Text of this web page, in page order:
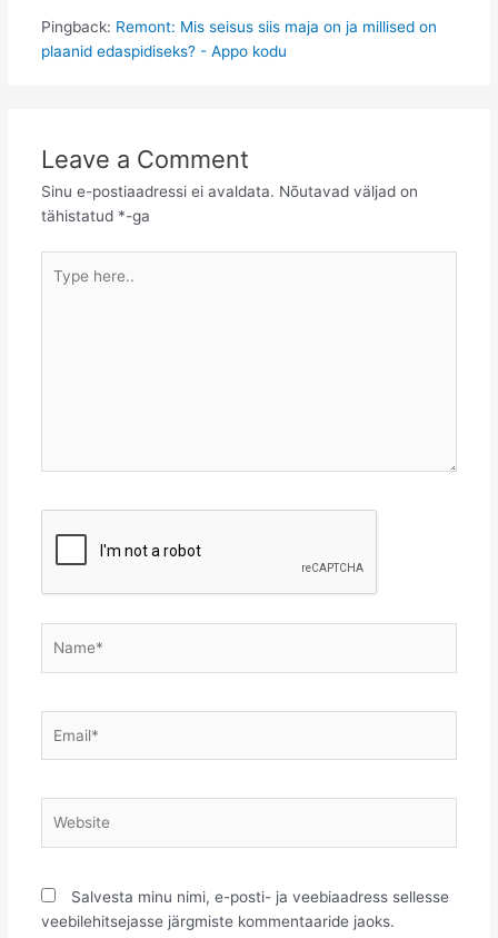
Pingback: Remont: Mis seisus siis maja on ja millised on
plaanid edaspidiseks? - Appo kodu
Leave a Comment
Sinu e-postiaadressi ei avaldata. Nõutavad väljad on
tähistatud *-ga
here..
Salvesta minu nimi, e-posti- ja veebiaadress sellesse
veebilehitsejasse järgmiste kommentaaride jaoks.